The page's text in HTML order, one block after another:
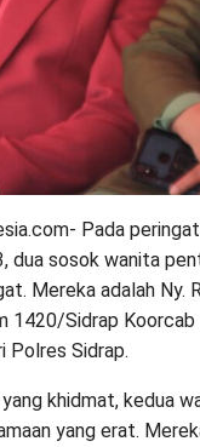
Pada
dua sosok wanita
Mereka adalah
1420/Sidrap
Polres Sidrap.
yang khidmat, kedua
yang erat.